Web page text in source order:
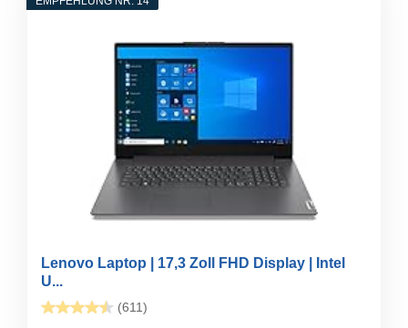
Lenovo Laptop | 17,3 Zoll FHD Display | Intel
U...
(611)